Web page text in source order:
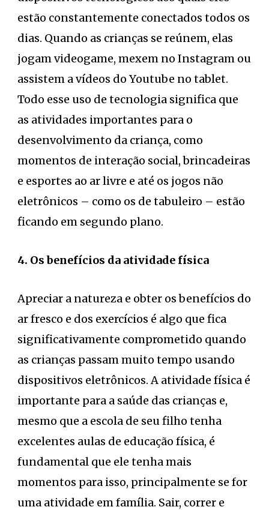
estão constantemente conectados todos os
dias. Quando as crianças se reúnem, elas
jogam videogame, mexem no Instagram ou
assistem a vídeos do Youtube no tablet.
Todo esse uso de tecnologia significa que
as atividades importantes para o
desenvolvimento da criança, como
momentos de interação social, brincadeiras
e esportes ao ar livre e até os jogos não
eletrônicos – como os de tabuleiro – estão
ficando em segundo plano.
4. Os benefícios da atividade física
Apreciar a natureza e obter os benefícios do
ar fresco e dos exercícios é algo que fica
significativamente comprometido quando
as crianças passam muito tempo usando
dispositivos eletrônicos. A atividade física é
importante para a saúde das crianças e,
mesmo que a escola de seu filho tenha
excelentes aulas de educação física, é
fundamental que ele tenha mais
momentos para isso, principalmente se for
uma atividade em família. Sair, correr e